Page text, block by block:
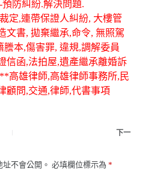
防糾紛.解決問題.
定,連帶保證人糾紛, 大樓管
文書, 拋棄繼承,命令, 無照駕
謄本,傷害罪, 違規,調解委員
信函,法拍屋,遺產繼承離婚訴
高雄律師,高雄律師事務所,民
顧問,交通,律師,代書事項
下一
不會公開。 必填欄位標示為 *